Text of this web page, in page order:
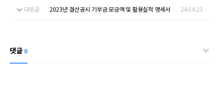
다음글 2023년 결산공시 기부금 모금액 및 활용실적 명세서 24.04.23
댓글 0